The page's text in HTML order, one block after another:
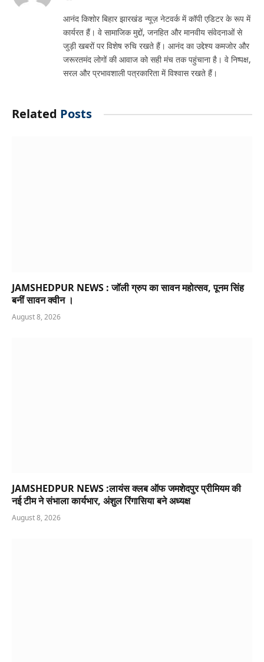
आनंद किशोर बिहार झारखंड न्यूज़ नेटवर्क में कॉपी एडिटर के रूप में
कार्यरत हैं। वे सामाजिक मुद्दों, जनहित और मानवीय संवेदनाओं से
जुड़ी खबरों पर विशेष रुचि रखते हैं। आनंद का उद्देश्य कमजोर और
जरूरतमंद लोगों की आवाज को सही मंच तक पहुंचाना है। वे निष्पक्ष,
सरल और प्रभावशाली पत्रकारिता में विश्वास रखते हैं।
Related Posts
JAMSHEDPUR NEWS : जॉली ग्रुप का सावन महोत्सव, पूनम सिंह
बनीं सावन क्वीन ।
August 8, 2026
JAMSHEDPUR NEWS :लायंस क्लब ऑफ जमशेदपुर प्रीमियम की
नई टीम ने संभाला कार्यभार, अंशुल रिंगासिया बने अध्यक्ष
August 8, 2026